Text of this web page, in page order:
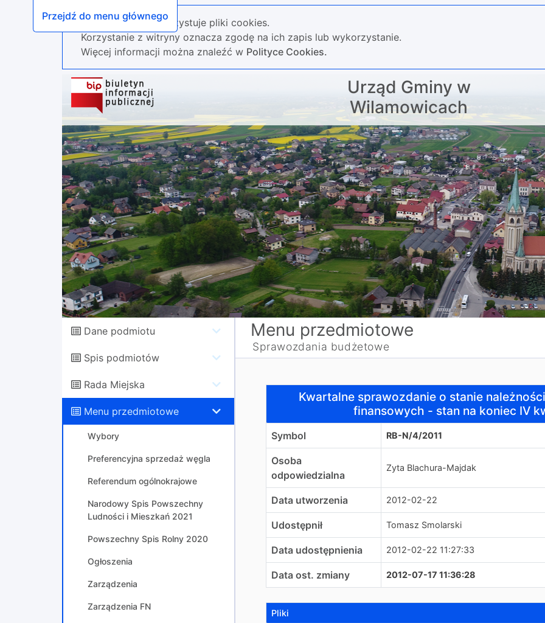
Przejdź do menu głównego
Nasza strona wykorzystuje pliki cookies.
Korzystanie z witryny oznacza zgodę na ich zapis lub wykorzystanie.
Więcej informacji można znaleźć w Polityce Cookies.
Urząd Gminy w
Wilamowicach
Dane podmiotu
Spis podmiotów
Rada Miejska
Menu przedmiotowe
Wybory
Preferencyjna sprzedaż węgla
Referendum ogólnokrajowe
Narodowy Spis Powszechny
Ludności i Mieszkań 2021
Powszechny Spis Rolny 2020
Ogłoszenia
Zarządzenia
Zarządzenia FN
Menu przedmiotowe
Sprawozdania budżetowe
Kwartalne sprawozdanie o stanie należności oraz
Kwartalne sprawozdanie o stanie
finansowych - stan na koniec IV
Symbol RB-N/4/2011
Osoba
odpowiedzialna
Zyta Blachura-Majdak
Data utworzenia 2012-02-22
Udostępnił Tomasz Smolarski
Data udostępnienia 2012-02-22 11:27:33
Data ost. zmiany 2012-07-17 11:36:28
Pliki